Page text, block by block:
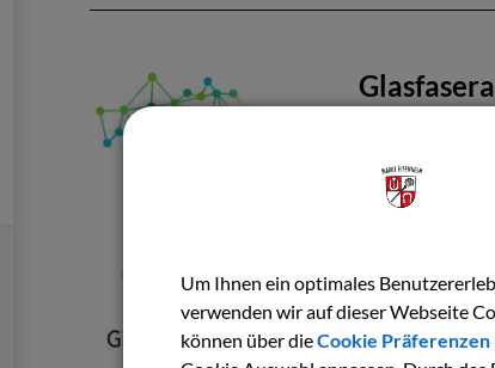
2024 konnte
Ausbau durch
versorgt! Der
Finanz- und
Infrastruktur in
2025 ca. 200
Um Ihnen ein optimales
verwenden wir auf dieser Webseite
können über dieCookie Präferenzen